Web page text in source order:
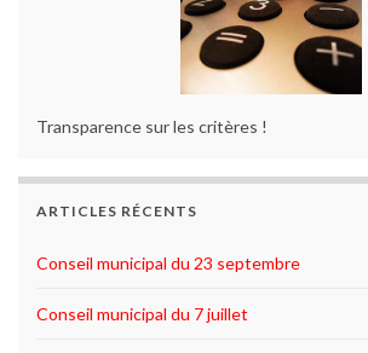
Transparence sur les critères !
ARTICLES RÉCENTS
Conseil municipal du 23 septembre
Conseil municipal du 7 juillet